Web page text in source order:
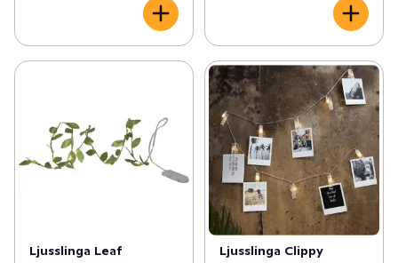
Ljusslinga Leaf
Ljusslinga Clippy